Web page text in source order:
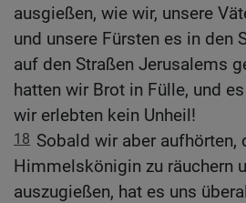
ausgießen, wie wir, unsere
und unsere Fürsten es in den
auf den Straßen Jerusalems
hatten wir Brot in Fülle, und
wir erlebten kein Unheil!
18 Sobald wir aber aufhörten,
Himmelskönigin zu räuchern
auszugießen, hat es uns